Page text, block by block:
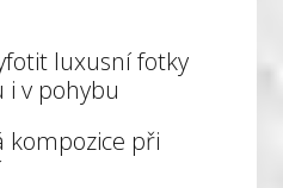
luxusní fotky
i v pohybu
kompozice při